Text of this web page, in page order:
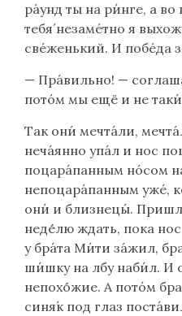
ра́унд ты на ри́нге, а
тебя́ незаме́тно я
све́женький. И побе́да
— Пра́вильно! —
пото́м мы ещё и не
Так они́ мечта́ли,
неча́янно упа́л и нос
поцара́панным но́сом
непоцара́панным уже́,
они́ и близнецы́.
неде́́лю ждать, пока
у бра́та Ми́ти за́жил,
ши́шку на лбу наби́л. И
непохо́́жие. А пото́м
синя́к под глаз